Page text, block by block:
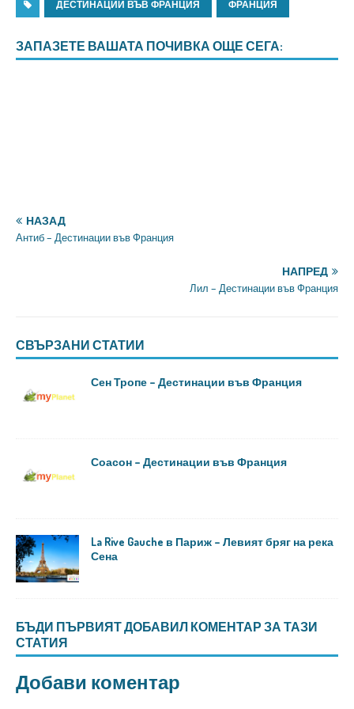
ДЕСТИНАЦИИ ВЪВ ФРАНЦИЯ ФРАНЦИЯ
ЗАПАЗЕТЕ ВАШАТА ПОЧИВКА ОЩЕ СЕГА:
НАЗАД
Антиб – Дестинации във Франция
НАПРЕД
Лил – Дестинации във Франция
СВЪРЗАНИ СТАТИИ
Сен Тропе – Дестинации във Франция
Соасон – Дестинации във Франция
La Rive Gauche в Париж – Левият бряг на река
Сена
БЪДИ ПЪРВИЯТ ДОБАВИЛ КОМЕНТАР ЗА ТАЗИ
СТАТИЯ
Добави коментар